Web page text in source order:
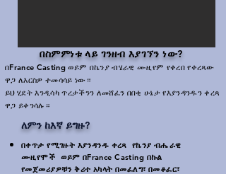
በስምምነቱ ላይ ገንዘብ እያገኘን ነው?
በFrance Casting ወይም በኬንያ ብሄራዊ ሙዚየም የቀረበ የቀረጻው
ዋጋ ለእርስዎ ተመሳሳይ ነው።
ይህ ሂደት እንዲሳካ ጥረታችንን ለመሸፈን በበቂ ሁኔታ የእያንዳንዱን ቀረጻ
ዋጋ ይቀንሳሉ።
ለምን ከእኛ ይግዙ?
በቀጥታ የሚገዙት እያንዳንዱ ቀረጻ የኬንያ ብሔራዊ
ሙዚየሞች ወይም በFrance Casting በኩል
የመጀመሪያዎቹን ቅሪተ አካላት በመፈለግ፣ በመቆፈር፣